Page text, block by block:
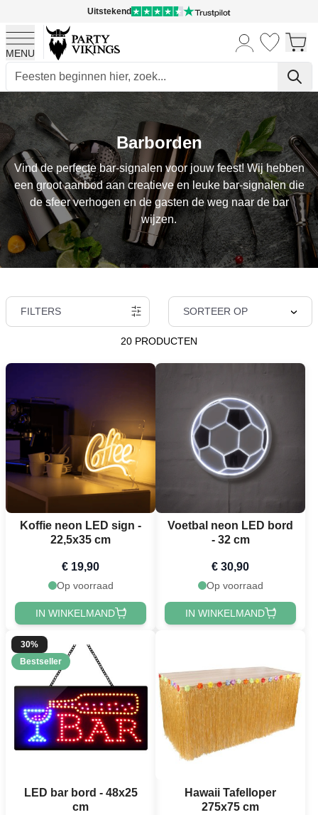
Uitstekend
MENU
Ga naar de inhoud
Barborden
Vind de perfecte bar-signalen voor jouw feest! Wij hebben
een groot aanbod aan creatieve en leuke bar-signalen die
de sfeer verhogen en de gasten de weg naar de bar
wijzen.
FILTERS SORTEER OP
20 PRODUCTEN
Koffie neon LED sign -
22,5x35 cm
€ 19,90
Op voorraad
IN WINKELMAND
Voetbal neon LED bord
- 32 cm
€ 30,90
Op voorraad
IN WINKELMAND
30%
Bestseller
LED bar bord - 48x25
cm
Hawaii Tafelloper
275x75 cm